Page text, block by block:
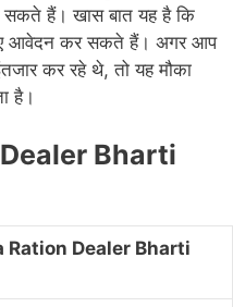
हैं। खास बात यह है कि
आवेदन कर सकते हैं। अगर आप
कर रहे थे, तो यह मौका
है।
Bharti
Ration Dealer Bharti